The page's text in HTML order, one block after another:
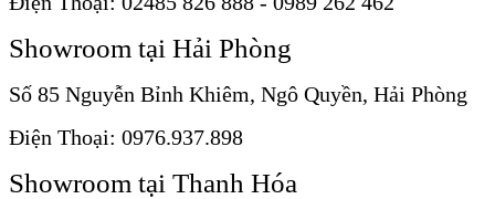
Showroom tại Hải Phòng
Số 85 Nguyễn Bỉnh Khiêm, Ngô Quyền, Hải Phòng
Điện Thoại: 0976.937.898
Showroom tại Thanh Hóa